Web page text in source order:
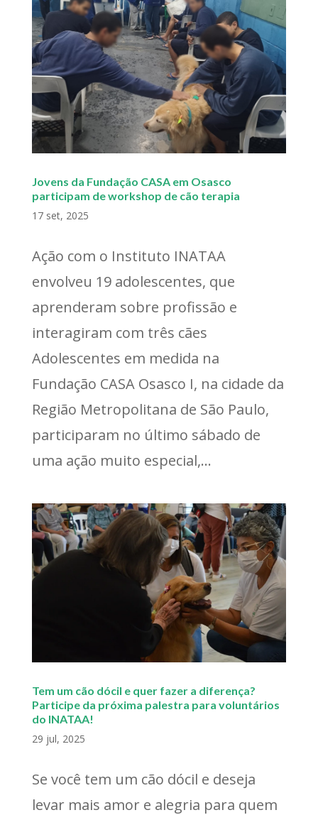
Jovens da Fundação CASA em Osasco
participam de workshop de cão terapia
17 set, 2025
Ação com o Instituto INATAA
envolveu 19 adolescentes, que
aprenderam sobre profissão e
interagiram com três cães
Adolescentes em medida na
Fundação CASA Osasco I, na cidade da
Região Metropolitana de São Paulo,
participaram no último sábado de
uma ação muito especial,...
Tem um cão dócil e quer fazer a diferença?
Participe da próxima palestra para voluntários
do INATAA!
29 jul, 2025
Se você tem um cão dócil e deseja
levar mais amor e alegria para quem